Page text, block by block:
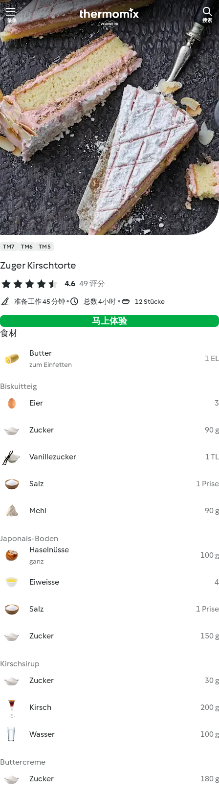
跳
至
内
容
菜单 搜索
TM7 TM6 TM5
Zuger Kirschtorte
4.6 49 评分
准备工作 45 分钟 总数 4小时 12 Stücke
马上体验
食材
Butter
zum Einfetten
1 EL
Biskuitteig
Eier
3
Zucker 90 g
Vanillezucker 1 TL
Salz 1 Prise
Mehl 90 g
Japonais-Boden
Haselnüsse
ganz
100 g
Eiweisse 4
Salz 1 Prise
Zucker 150 g
Kirschsirup
Zucker
30 g
Kirsch 200 g
Wasser 100 g
Buttercreme
Zucker
180 g